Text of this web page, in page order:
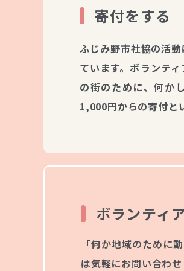
寄付をする
ふじみ野市社協の活
ています。ボランテ
の街のために、何か
1,000円からの寄付と
ボランティ
「何か地域のために
は気軽にお問い合わ